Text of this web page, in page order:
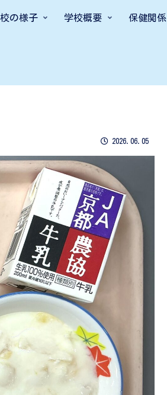
の様子 学校概要 保健関係
2026.06.05